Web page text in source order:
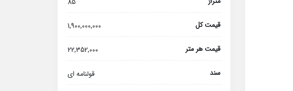
قیمت کل 1,900,000,000
قیمت هر متر 22,352,000
سند قولنامه ای